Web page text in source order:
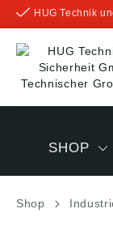
springen
HUG Technik
SHOP
Shop